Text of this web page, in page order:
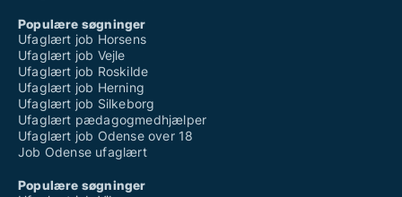
Populære søgninger
Ufaglært job Horsens
Ufaglært job Vejle
Ufaglært job Roskilde
Ufaglært job Herning
Ufaglært job Silkeborg
Ufaglært pædagogmedhjælper
Ufaglært job Odense over 18
Job Odense ufaglært
Populære søgninger